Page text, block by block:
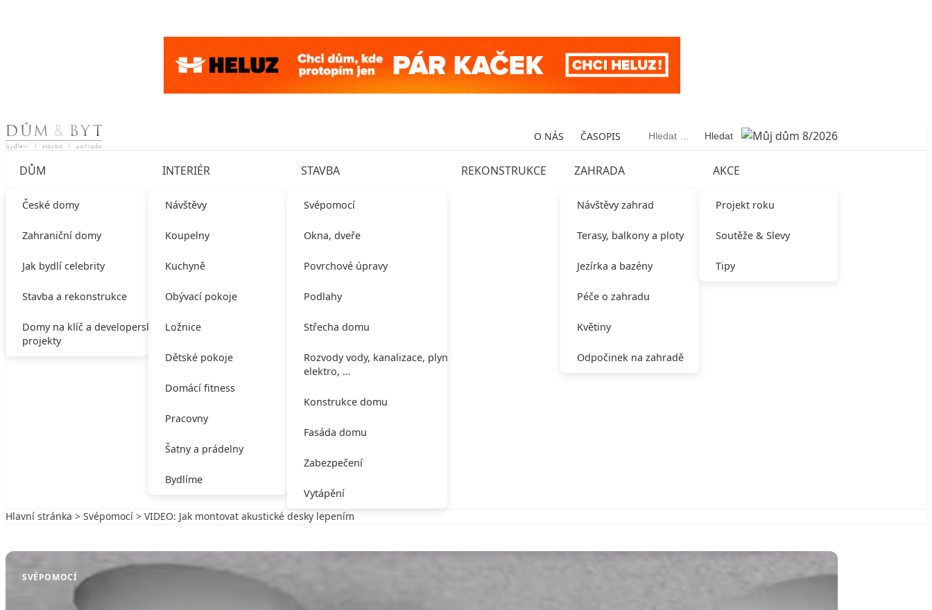
Skip to content O NÁS ČASOPIS Vyhledávání
DŮM
České domy
Zahraniční domy
Jak bydlí celebrity
Stavba a rekonstrukce
Domy na klíč a developerské
projekty
INTERIÉR
Návštěvy
Koupelny
Kuchyně
Obývací pokoje
Ložnice
Dětské pokoje
Domácí fitness
Pracovny
Šatny a prádelny
Bydlíme
STAVBA
Svépomocí
Okna, dveře
Povrchové úpravy
Podlahy
Střecha domu
Rozvody vody, kanalizace, plynu,
elektro, …
Konstrukce domu
Fasáda domu
Zabezpečení
Vytápění
REKONSTRUKCE ZAHRADA
Návštěvy zahrad
Terasy, balkony a ploty
Jezírka a bazény
Péče o zahradu
Květiny
Odpočinek na zahradě
AKCE
Projekt roku
Soutěže & Slevy
Tipy
Hlavní stránka > Svépomocí > VIDEO: Jak montovat akustické desky lepením
SVÉPOMOCÍ